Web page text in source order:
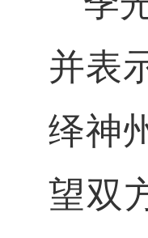
并表
绎神
望双